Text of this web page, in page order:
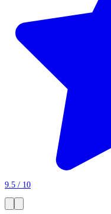
9.5 / 10